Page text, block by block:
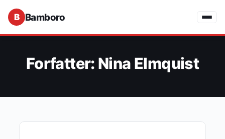
Bamboro
Forfatter: Nina Elmquist